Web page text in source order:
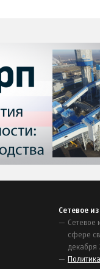
Сетевое
Сетевое
сфере
декабря